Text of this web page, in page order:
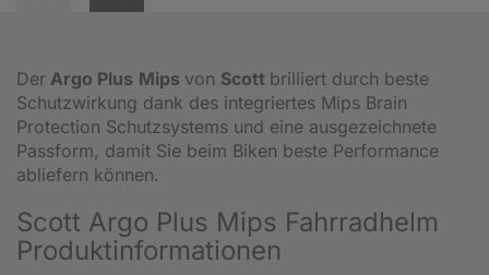
Der Argo Plus Mips von Scott brilliert durch beste
Schutzwirkung dank des integriertes Mips Brain
Protection Schutzsystems und eine ausgezeichnete
Passform, damit Sie beim Biken beste Performance
abliefern können.
Scott Argo Plus Mips Fahrradhelm
Produktinformationen